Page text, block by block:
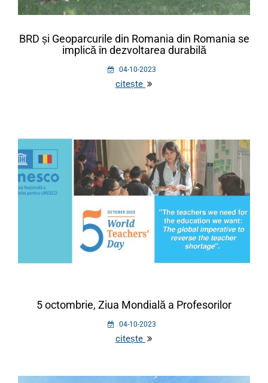
BRD și Geoparcurile din Romania din Romania se
implică în dezvoltarea durabilă
04-10-2023
citește
5 octombrie, Ziua Mondială a Profesorilor
04-10-2023
citește